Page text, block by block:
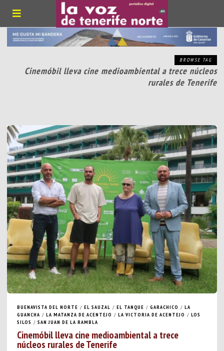
BROWSE TAG
Cinemóbil lleva cine medioambiental a trece núcleos
rurales de Tenerife
BUENAVISTA DEL NORTE / EL SAUZAL / EL TANQUE / GARACHICO / LA
GUANCHA / LA MATANZA DE ACENTEJO / LA VICTORIA DE ACENTEJO / LOS
SILOS / SAN JUAN DE LA RAMBLA
Cinemóbil lleva cine medioambiental a trece
núcleos rurales de Tenerife